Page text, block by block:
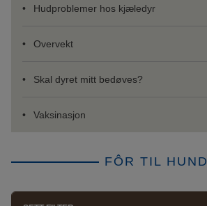
Hudproblemer hos kjæledyr
Overvekt
Skal dyret mitt bedøves?
Vaksinasjon
FÔR TIL HUND